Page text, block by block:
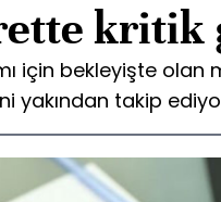
kritik
için bekleyişte olan
yakından takip